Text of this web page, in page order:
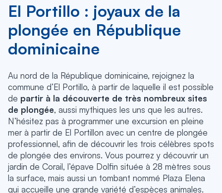
El Portillo : joyaux de la
plongée en République
dominicaine
Au nord de la République dominicaine, rejoignez la
commune d’El Portillo, à partir de laquelle il est possible
de partir à la découverte de très nombreux sites
de plongée, aussi mythiques les uns que les autres.
N’hésitez pas à programmer une excursion en pleine
mer à partir de El Portillon avec un centre de plongée
professionnel, afin de découvrir les trois célèbres spots
de plongée des environs. Vous pourrez y découvrir un
jardin de Corail, l’épave Dolfin située à 28 mètres sous
la surface, mais aussi un tombant nommé Plaza Elena
qui accueille une grande variété d’espèces animales.